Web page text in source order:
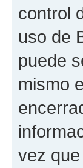
control
uso de
puede
mismo
vez